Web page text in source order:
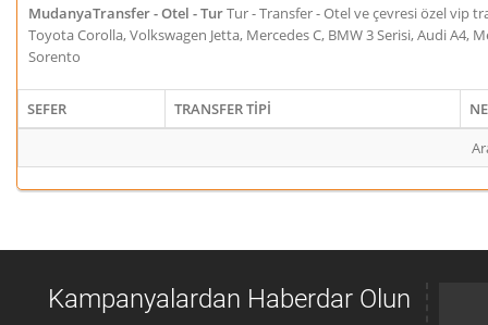
MudanyaTransfer - Otel - TurTur - Transfer - Otel ve çevresi özel vip
Toyota Corolla, Volkswagen Jetta, Mercedes C, BMW 3 Serisi, Audi A4,
Sorento
SEFER TRANSFER TİPİ
Kampanyalardan Haberdar Olun